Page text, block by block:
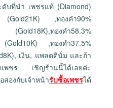
ดับที่นำ เพชรแท้ (Diamond)
(Gold21K) ,ทองคำ90%
ทองคำ58.3%
,ทองคำ37.5%
เงิน, แพลตตินั่ม และถ้า
เพชร เชิญร้านนี้ได้เลยค่ะ
สองกับเจ้าหน้ารับซื้อเพชรได้